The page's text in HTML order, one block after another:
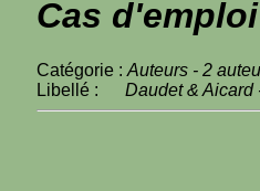
Cas
Catégorie : Auteurs - 2
Libellé : Daudet & Aicard